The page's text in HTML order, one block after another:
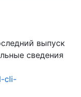
выпуск
сведения
cli-